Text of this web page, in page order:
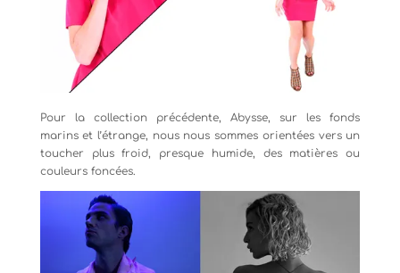
Pour la collection précédente, Abysse, sur les fonds
marins et l’étrange, nous nous sommes orientées vers un
toucher plus froid, presque humide, des matières ou
couleurs foncées.